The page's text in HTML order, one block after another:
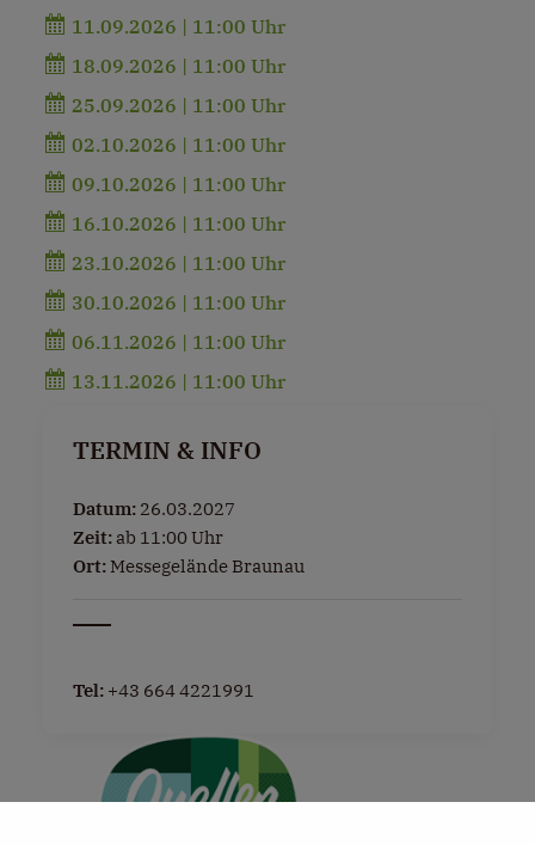
11.09.2026 | 11:00 Uhr
18.09.2026 | 11:00 Uhr
25.09.2026 | 11:00 Uhr
02.10.2026 | 11:00 Uhr
09.10.2026 | 11:00 Uhr
16.10.2026 | 11:00 Uhr
23.10.2026 | 11:00 Uhr
30.10.2026 | 11:00 Uhr
06.11.2026 | 11:00 Uhr
13.11.2026 | 11:00 Uhr
TERMIN & INFO
Datum: 26.03.2027
Zeit: ab 11:00 Uhr
Ort: Messegelände Braunau
Tel: +43 664 4221991